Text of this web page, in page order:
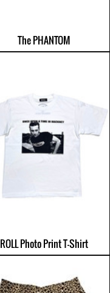
The PHANTOM
ROLL Photo Print T-Shirt